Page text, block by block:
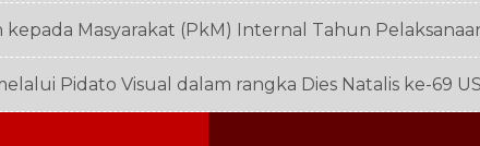
Masyarakat (PkM) Internal Tahun
Pidato Visual dalam rangka Dies Natalis ke-69